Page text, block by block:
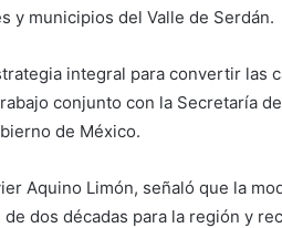
y municipios del Valle de Serdán.
integral para convertir las
conjunto con la Secretaría
de México.
Aquino Limón, señaló que la
dos décadas para la región y